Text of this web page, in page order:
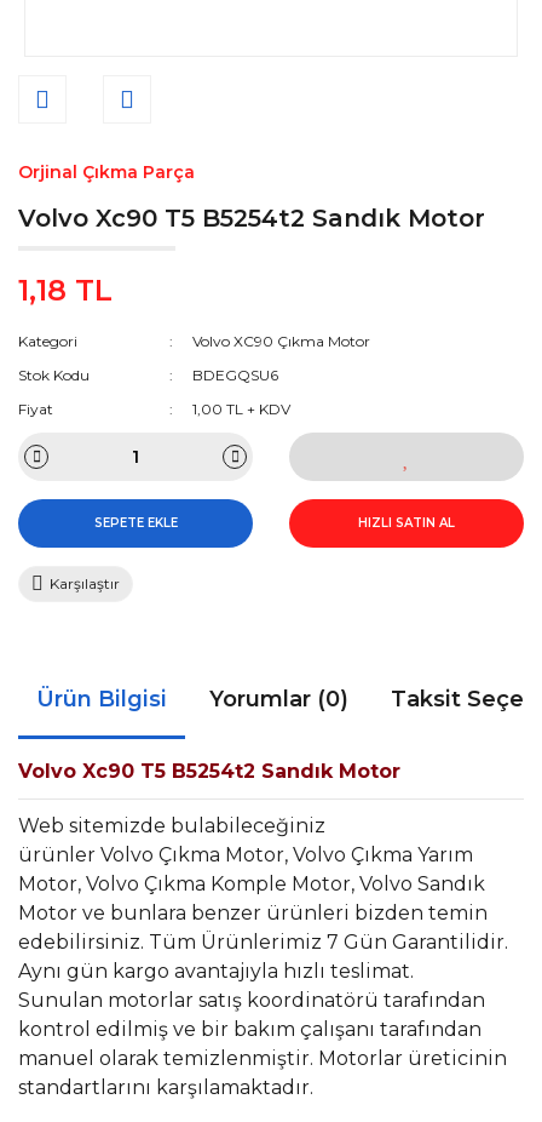
Orjinal Çıkma Parça
Volvo Xc90 T5 B5254t2 Sandık Motor
1,18 TL
Kategori
Volvo XC90 Çıkma Motor
Stok Kodu
BDEGQSU6
Fiyat
1,00 TL + KDV
SEPETE EKLE HIZLI SATIN AL
Karşılaştır
Ürün Bilgisi Yorumlar (0) Taksit
Volvo Xc90 T5 B5254t2 Sandık Motor
Web sitemizde bulabileceğiniz
ürünler Volvo Çıkma Motor, Volvo Çıkma Yarım
Motor, Volvo Çıkma Komple Motor, Volvo Sandık
Motor ve bunlara benzer ürünleri bizden temin
edebilirsiniz. Tüm Ürünlerimiz 7 Gün Garantilidir.
Aynı gün kargo avantajıyla hızlı teslimat.
Sunulan motorlar satış koordinatörü tarafından
kontrol edilmiş ve bir bakım çalışanı tarafından
manuel olarak temizlenmiştir. Motorlar üreticinin
standartlarını karşılamaktadır.